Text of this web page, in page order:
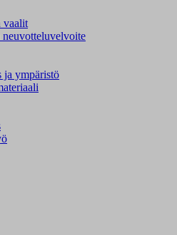
vaalit
ja ympäristö